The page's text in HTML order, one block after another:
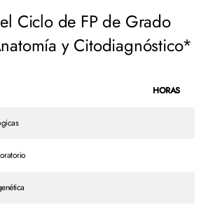
Ciclo de FP de Grado
y Citodiagnóstico*
HORAS